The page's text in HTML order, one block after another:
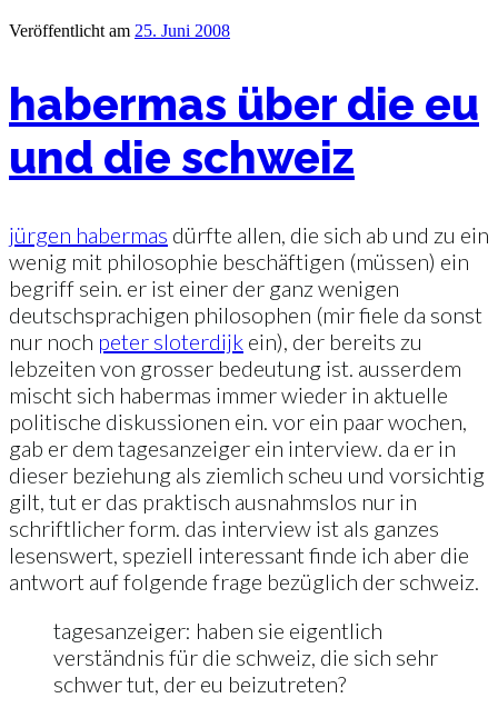
Veröffentlicht am 25. Juni 2008
habermas über die eu
und die schweiz
jürgen habermas dürfte allen, die sich ab und zu ein
wenig mit philosophie beschäftigen (müssen) ein
begriff sein. er ist einer der ganz wenigen
deutschsprachigen philosophen (mir fiele da sonst
nur noch peter sloterdijk ein), der bereits zu
lebzeiten von grosser bedeutung ist. ausserdem
mischt sich habermas immer wieder in aktuelle
politische diskussionen ein. vor ein paar wochen,
gab er dem tagesanzeiger ein interview. da er in
dieser beziehung als ziemlich scheu und vorsichtig
gilt, tut er das praktisch ausnahmslos nur in
schriftlicher form. das interview ist als ganzes
lesenswert, speziell interessant finde ich aber die
antwort auf folgende frage bezüglich der schweiz.
tagesanzeiger: haben sie eigentlich
verständnis für die schweiz, die sich sehr
schwer tut, der eu beizutreten?